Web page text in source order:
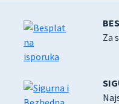
Za